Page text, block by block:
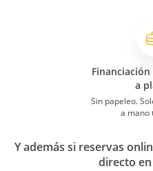
a
Sin papeleo.
a mano
Y además si reservas
directo